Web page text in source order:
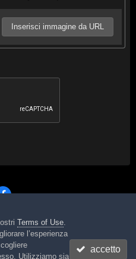
Inserisci immagine da URL
Contattaci Cookies
Community
Terms of Use.
l’esperienza
Utilizziamo sia
accetto